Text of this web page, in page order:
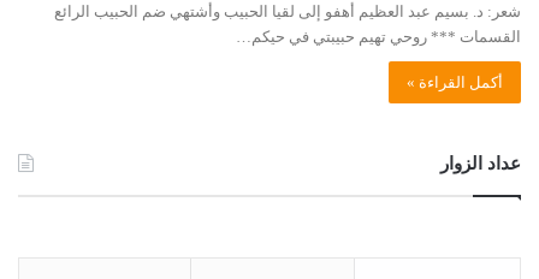
شعر: د. بسيم عبد العظيم أهفو إلى لقيا الحبيب وأشتهي ضم الحبيب الرائع
القسمات *** روحي تهيم حبيبتي في حيكم…
أكمل القراءة »
عداد الزوار